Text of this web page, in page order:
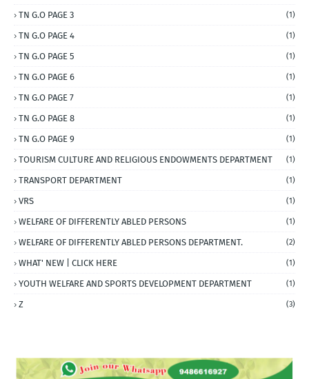
TN G.O PAGE 3 (1)
TN G.O PAGE 4 (1)
TN G.O PAGE 5 (1)
TN G.O PAGE 6 (1)
TN G.O PAGE 7 (1)
TN G.O PAGE 8 (1)
TN G.O PAGE 9 (1)
TOURISM CULTURE AND RELIGIOUS ENDOWMENTS DEPARTMENT (1)
TRANSPORT DEPARTMENT (1)
VRS (1)
WELFARE OF DIFFERENTLY ABLED PERSONS (1)
WELFARE OF DIFFERENTLY ABLED PERSONS DEPARTMENT. (2)
WHAT' NEW | CLICK HERE (1)
YOUTH WELFARE AND SPORTS DEVELOPMENT DEPARTMENT (1)
Z (3)